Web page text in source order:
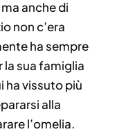
anche di
non c’era
ha sempre
sua famiglia
ha vissuto più
alla
l’omelia.